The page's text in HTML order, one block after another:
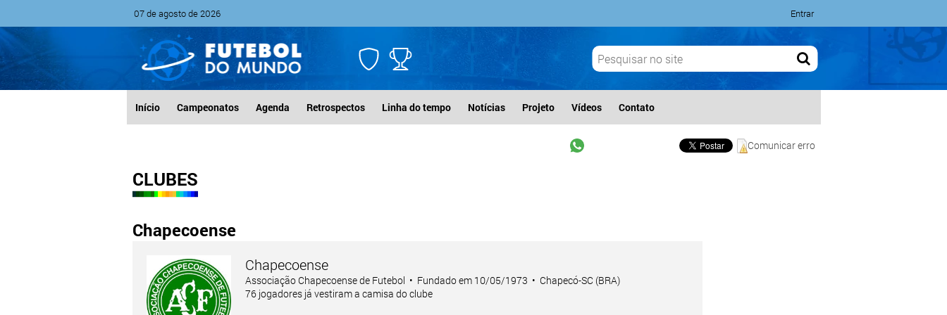
07 de agosto de 2026 Entrar
Início Campeonatos Agenda Retrospectos Linha do tempo Notícias Projeto Vídeos Contato
Comunicar erro
CLUBES
Chapecoense
Chapecoense
Associação Chapecoense de Futebol • Fundado em 10/05/1973 • Chapecó-SC (BRA)
76 jogadores já vestiram a camisa do clube